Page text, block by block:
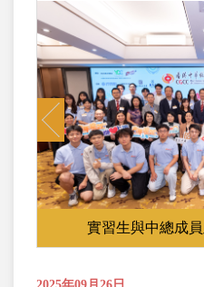
實習生與中總成
Previous